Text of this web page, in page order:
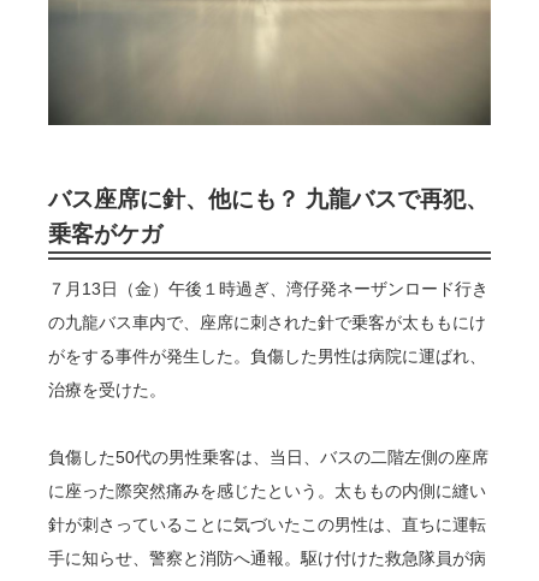
バス座席に針、他にも？ 九龍バスで再犯、
乗客がケガ
７月13日（金）午後１時過ぎ、湾仔発ネーザンロード行き
の九龍バス車内で、座席に刺された針で乗客が太ももにけ
がをする事件が発生した。負傷した男性は病院に運ばれ、
治療を受けた。
負傷した50代の男性乗客は、当日、バスの二階左側の座席
に座った際突然痛みを感じたという。太ももの内側に縫い
針が刺さっていることに気づいたこの男性は、直ちに運転
手に知らせ、警察と消防へ通報。駆け付けた救急隊員が病